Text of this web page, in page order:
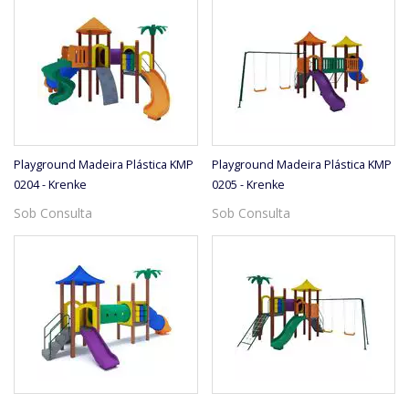
Playground Madeira Plástica KMP
0204 - Krenke
Sob Consulta
Playground Madeira Plástica KMP
0205 - Krenke
Sob Consulta